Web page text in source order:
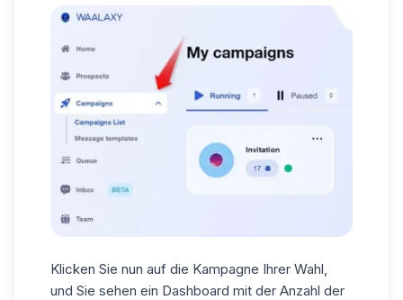
Klicken Sie nun auf die Kampagne Ihrer Wahl,
und Sie sehen ein Dashboard mit der Anzahl der